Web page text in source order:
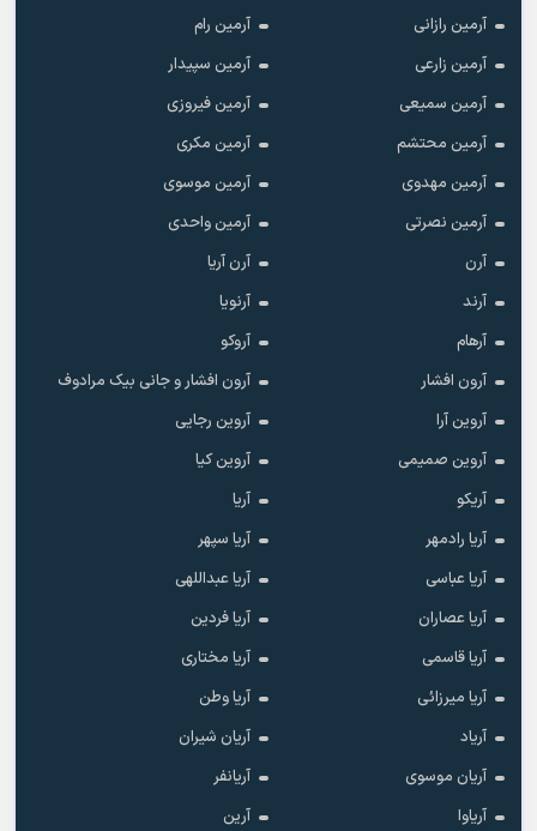
آرمین رازانی
آرمین رام
آرمین زارعی
آرمین سپیدار
آرمین سمیعی
آرمین فیروزی
آرمین محتشم
آرمین مکری
آرمین مهدوی
آرمین موسوی
آرمین نصرتی
آرمین واحدی
آرن
آرن آریا
آرند
آرنویا
آرهام
آروکو
آرون افشار
آرون افشار و جانی بیک مرادوف
آروین آرا
آروین رجایی
آروین صمیمی
آروین کیا
آریکو
آریا
آریا رادمهر
آریا سپهر
آریا عباسی
آریا عبداللهی
آریا عصاران
آریا فردین
آریا قاسمی
آریا مختاری
آریا میرزائی
آریا وطن
آریاد
آریان شیران
آریان موسوی
آریانفر
آریاوا
آرین